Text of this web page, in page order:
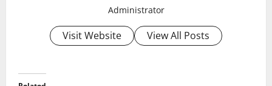
Administrator
Visit Website View All Posts